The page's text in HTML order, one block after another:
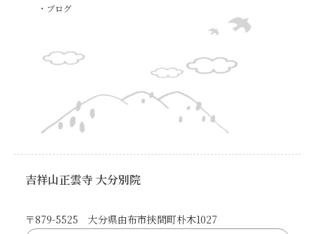
・ブログ
吉祥山正雲寺 大分別院
〒879-5525 大分県由布市挾間町朴木1027